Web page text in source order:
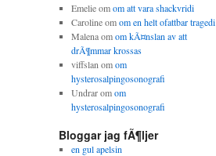
Emelieomom att vara shackvridi
Carolineomom en helt ofattbar tragedi
Malenaomom kÃ¤nslan av att
drÃ¶mmar krossas
viffslan omom
hysterosalpingosonografi
Undraromom
hysterosalpingosonografi
Bloggar jag fÃ¶ljer
en gul apelsin